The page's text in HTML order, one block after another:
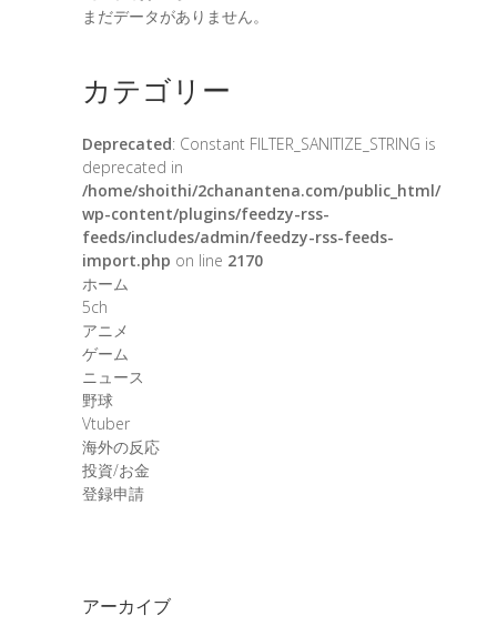
まだデータがありません。
カテゴリー
Deprecated: Constant FILTER_SANITIZE_STRING is
deprecated in
/home/shoithi/2chanantena.com/public_html/
wp-content/plugins/feedzy-rss-
feeds/includes/admin/feedzy-rss-feeds-
import.php on line 2170
ホーム
5ch
アニメ
ゲーム
ニュース
野球
Vtuber
海外の反応
投資/お金
登録申請
アーカイブ